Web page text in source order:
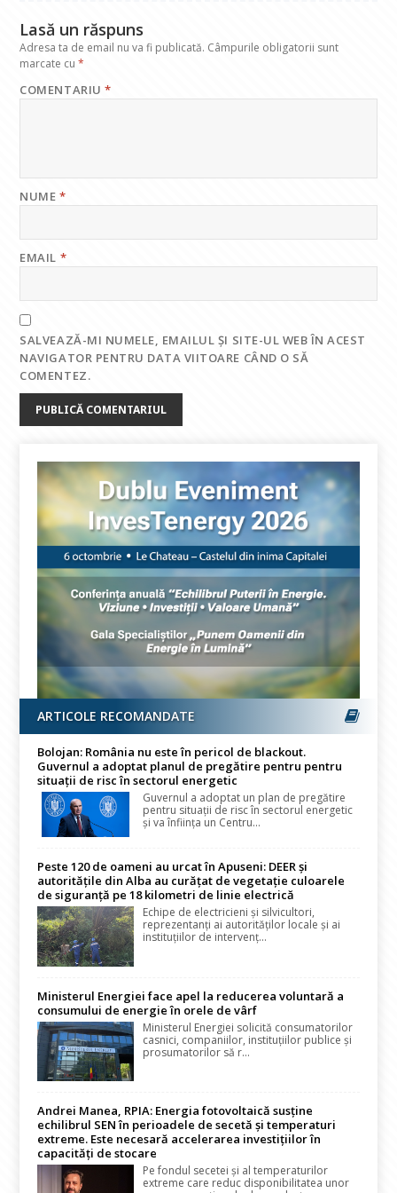
Lasă un răspuns
Adresa ta de email nu va fi publicată. Câmpurile obligatorii sunt
marcate cu*
COMENTARIU*
NUME*
EMAIL *
SALVEAZĂ-MI NUMELE, EMAILUL ȘI SITE-UL WEB ÎN ACEST
NAVIGATOR PENTRU DATA VIITOARE CÂND O SĂ
COMENTEZ.
ARTICOLE RECOMANDATE
Bolojan: România nu este în pericol de blackout.
Guvernul a adoptat planul de pregătire pentru pentru
situații de risc în sectorul energetic
Guvernul a adoptat un plan de pregătire
pentru situații de risc în sectorul energetic
și va înființa un Centru...
Peste 120 de oameni au urcat în Apuseni: DEER și
autoritățile din Alba au curățat de vegetație culoarele
de siguranță pe 18 kilometri de linie electrică
Echipe de electricieni și silvicultori,
reprezentanți ai autorităților locale și ai
instituțiilor de intervenț...
Ministerul Energiei face apel la reducerea voluntară a
consumului de energie în orele de vârf
Ministerul Energiei solicită consumatorilor
casnici, companiilor, instituțiilor publice și
prosumatorilor să r...
Andrei Manea, RPIA: Energia fotovoltaică susține
echilibrul SEN în perioadele de secetă și temperaturi
extreme. Este necesară accelerarea investițiilor în
capacități de stocare
Pe fondul secetei și al temperaturilor
extreme care reduc disponibilitatea unor